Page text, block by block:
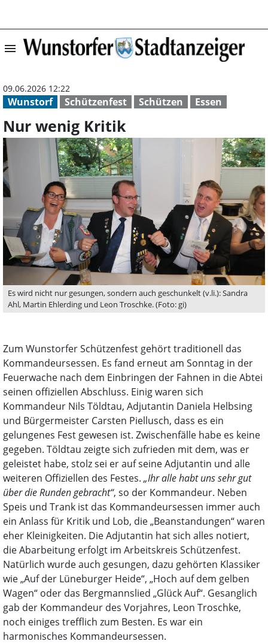
menu Nur wenig
Wunstorf Schützenfest Schützen Essen
09.06.2026 12:22
Nur wenig Kritik
Es wird nicht nur gesungen, sondern auch geschunkelt (v.li.): Sandra
Ahl, Martin Ehlerding und Leon Troschke. (Foto: gi)
Zum Wunstorfer Schützenfest gehört traditionell das
Kommandeursessen. Es fand erneut am Sonntag in der
Feuerwache nach dem Einbringen der Fahnen in die Abtei
seinen offiziellen Abschluss. Einig waren sich
Kommandeur Nils Töldtau, Adjutantin Daniela Helbsing
und Bürgermeister Carsten Piellusch, dass es ein
gelungenes Fest gewesen ist. Zwischenfälle habe es keine
gegeben. Töldtau zeigte sich zufrieden mit dem, was er
geleistet habe, stolz sei er auf seine Adjutantin und alle
weiteren Offiziellen des Festes. „Ihr alle habt uns sehr gut
über die Runden gebracht“, so der Kommandeur. Neben
Speis und Trank ist das Kommandeursessen immer auch
ein Anlass für Kritik und Lob, die „Beanstandungen“ waren
eher Kleinigkeiten. Die Adjutantin hat sich alles notiert,
die Abarbeitung erfolgt im Arbeitskreis Schützenfest.
Natürlich wurde auch gesungen, dazu gehörten Klassiker
wie „Auf der Lüneburger Heide“, „Hoch auf dem gelben
Wagen“ oder das Bergmannslied „Glück Auf“. Gesanglich
gab der Kommandeur des Vorjahres, Leon Troschke,
noch einiges trefflich zum Besten. Es war ein
harmonisches Kommandeursessen.